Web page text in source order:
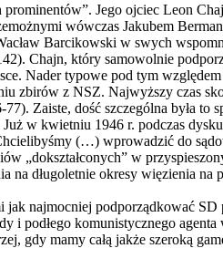
Jego ojciec Leon
wówczas Jakubem
Barcikowski w swych
Chajn, który samowolnie
Nader typowe pod tym względem
zbirów z NSZ. Najwyższy czas
Zaiste, dość szczególna była to
w kwietniu 1946 r. podczas
(…) wprowadzić do
„dokształconych” w
długoletnie okresy więzienia na
najmocniej podporządkować
i podłego komunistycznego agenta
gdy mamy całą jakże szeroką